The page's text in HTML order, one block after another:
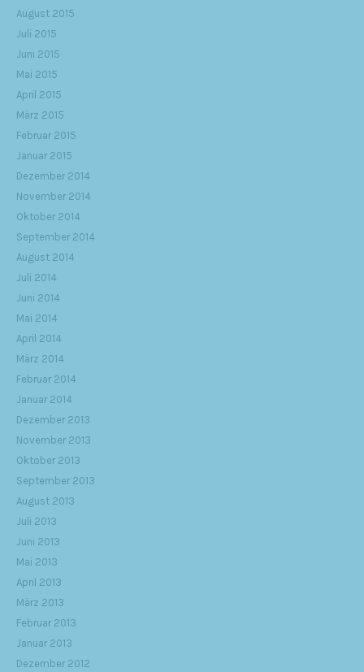
August 2015
Juli 2015
Juni 2015
Mai 2015
April 2015
März 2015
Februar 2015
Januar 2015
Dezember 2014
November 2014
Oktober 2014
September 2014
August 2014
Juli 2014
Juni 2014
Mai 2014
April 2014
März 2014
Februar 2014
Januar 2014
Dezember 2013
November 2013
Oktober 2013
September 2013
August 2013
Juli 2013
Juni 2013
Mai 2013
April 2013
März 2013
Februar 2013
Januar 2013
Dezember 2012